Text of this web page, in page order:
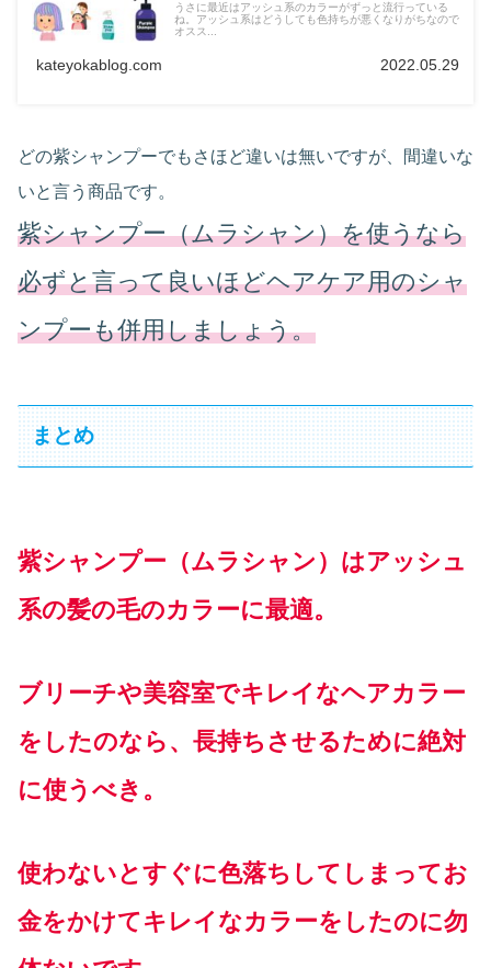
うさに最近はアッシュ系のカラーがずっと流行っている
ね。アッシュ系はどうしても色持ちが悪くなりがちなので
オスス...
kateyokablog.com 2022.05.29
どの紫シャンプーでもさほど違いは無いですが、間違いな
いと言う商品です。
紫シャンプー（ムラシャン）を使うなら
必ずと言って良いほどヘアケア用のシャ
ンプーも併用しましょう。
まとめ
紫シャンプー（ムラシャン）はアッシュ
系の髪の毛のカラーに最適。
ブリーチや美容室でキレイなヘアカラー
をしたのなら、長持ちさせるために絶対
に使うべき。
使わないとすぐに色落ちしてしまってお
金をかけてキレイなカラーをしたのに勿